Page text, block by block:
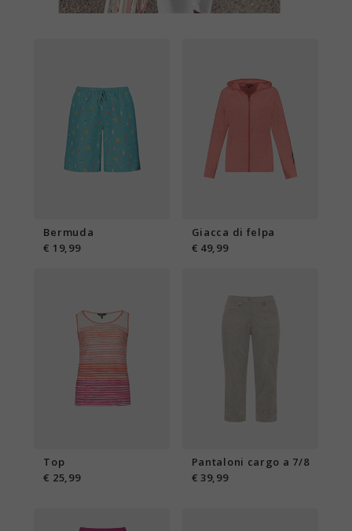
Bermuda
€ 19,99
Giacca di felpa
€ 49,99
Top
€ 25,99
Pantaloni cargo a 7/8
€ 39,99